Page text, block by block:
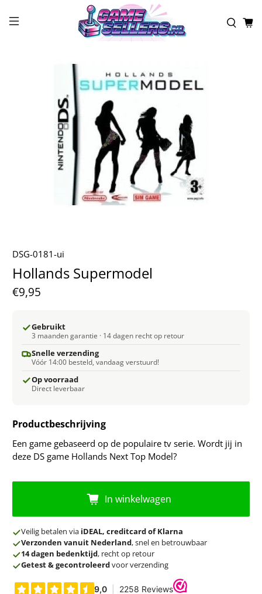
DSG-0181-ui
Hollands Supermodel
€9,95
Gebruikt
3 maanden garantie · 14 dagen recht op retour
Snelle verzending
Vóór 14:00 besteld, vandaag verstuurd!
Op voorraad
Direct leverbaar
Productbeschrijving
Een game gebaseerd op de populaire tv serie. Wordt jij in
deze DS game Hollands Next Top Model?
In winkelwagen
Veilig betalen via iDEAL, creditcard of Klarna
Verzonden vanuit Nederland, snel en betrouwbaar
14 dagen bedenktijd, recht op retour
Getest & gecontroleerdvoor verzending